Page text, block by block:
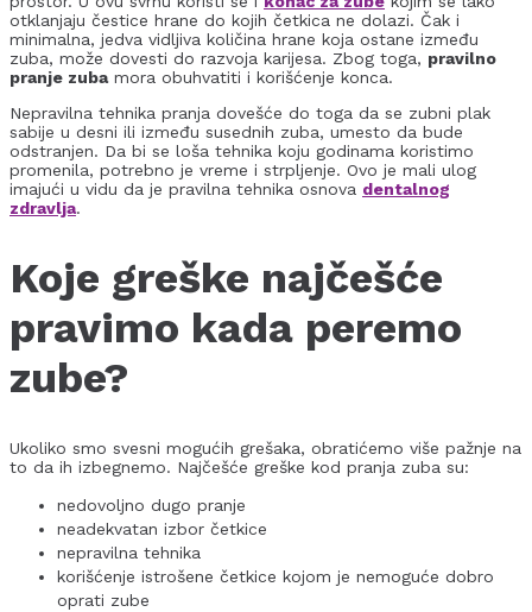
otklanjaju čestice hrane do kojih četkica ne dolazi. Čak i
minimalna, jedva vidljiva količina hrane koja ostane između
zuba, može dovesti do razvoja karijesa. Zbog toga, pravilno
pranje zubamora obuhvatiti i korišćenje konca.
Nepravilna tehnika pranja dovešće do toga da se zubni plak
sabije u desni ili između susednih zuba, umesto da bude
odstranjen. Da bi se loša tehnika koju godinama koristimo
promenila, potrebno je vreme i strpljenje. Ovo je mali ulog
imajući u vidu da je pravilna tehnika osnova dentalnog
zdravlja.
Koje greške najčešće
pravimo kada peremo
zube?
Ukoliko smo svesni mogućih grešaka, obratićemo više pažnje na
to da ih izbegnemo. Najčešće greške kod pranja zuba su:
nedovoljno dugo pranje
neadekvatan izbor četkice
nepravilna tehnika
korišćenje istrošene četkice kojom je nemoguće dobro
oprati zube